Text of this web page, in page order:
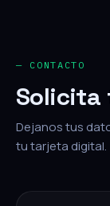
— CONTACTO
Solicita
Dejanos tus
tu tarjeta digital.